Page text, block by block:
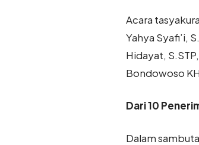
Acara
Yahya Syafi’i,
Hidayat,
Bondowoso
Dari 10
Dalam